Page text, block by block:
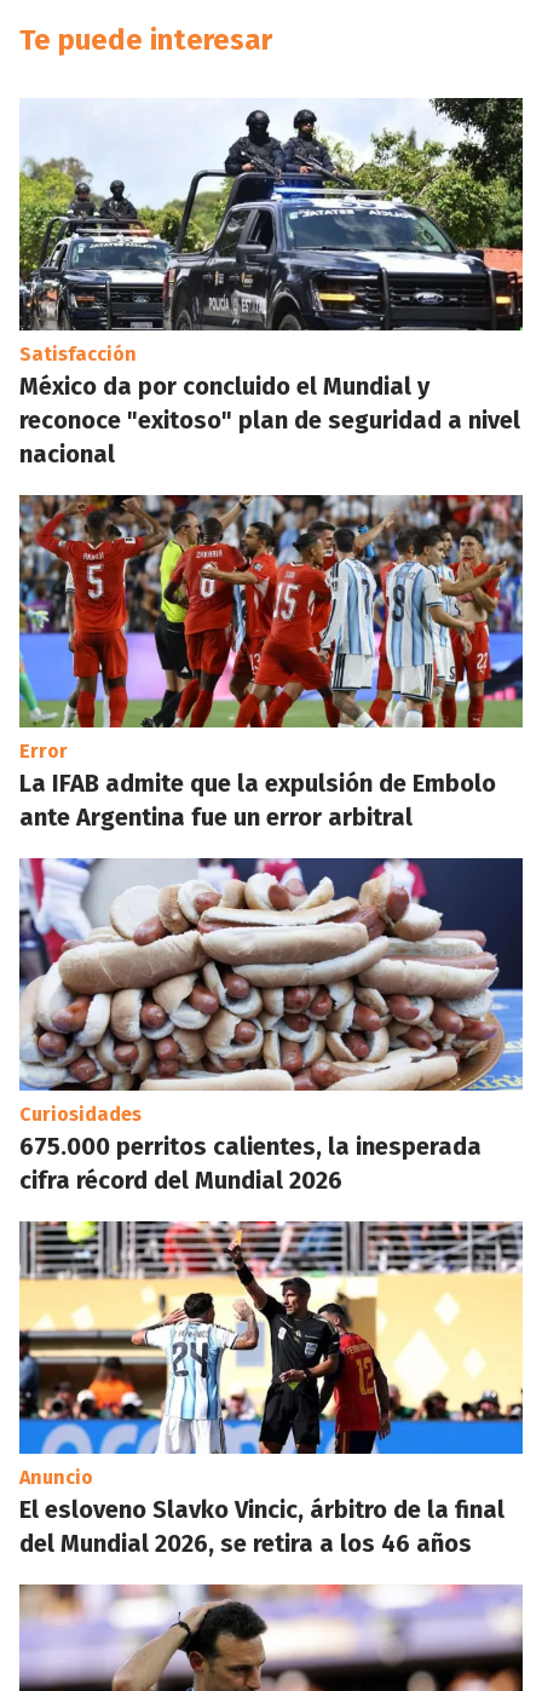
Te puede interesar
Satisfacción
México da por concluido el Mundial y
reconoce "exitoso" plan de seguridad a nivel
nacional
Error
La IFAB admite que la expulsión de Embolo
ante Argentina fue un error arbitral
Curiosidades
675.000 perritos calientes, la inesperada
cifra récord del Mundial 2026
Anuncio
El esloveno Slavko Vincic, árbitro de la final
del Mundial 2026, se retira a los 46 años